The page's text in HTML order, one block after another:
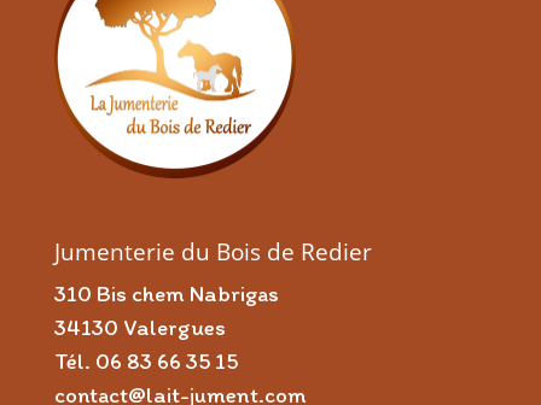
Jumenterie du Bois de Redier
310 Bis chem Nabrigas
34130 Valergues
Tél. 06 83 66 35 15
contact@lait-jument.com